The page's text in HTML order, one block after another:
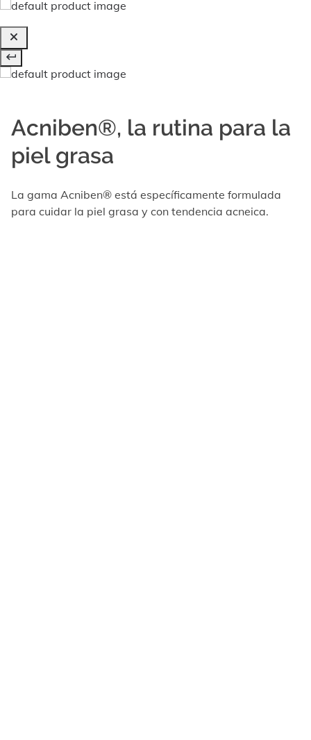
Acniben®, la rutina para la
piel grasa
La gama Acniben® está específicamente formulada
para cuidar la piel grasa y con tendencia acneica.